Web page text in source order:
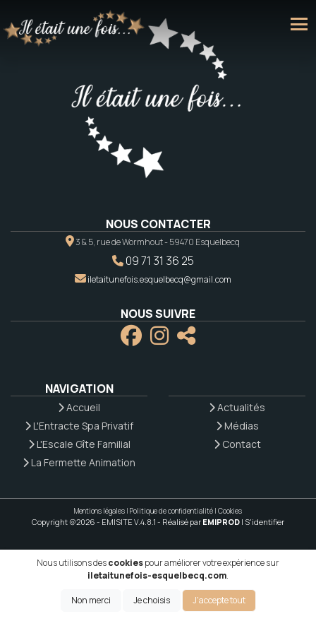
NOUS CONTACTER
3 & 5, rue de Wormhout - 59470 Esquelbecq
09 71 31 36 25
iletaitunefois.esquelbecq@gmail.com
NOUS SUIVRE
NAVIGATION
Accueil
L'Entracte Spa Privatif
L'Escale Gîte Familial
La Fermette Animation
Actualités
Médias
Contact
Mentions légales | Politique de confidentialité | Cookies
Copyright @2026 - EMISITE V.4.8.1 - Réalisé par EMIPROD | S'identifier
Nous utilisons descookiespour améliorer votre expérience sur
iletaitunefois-esquelbecq.com.
Non merci Je choisis J'accepte tout